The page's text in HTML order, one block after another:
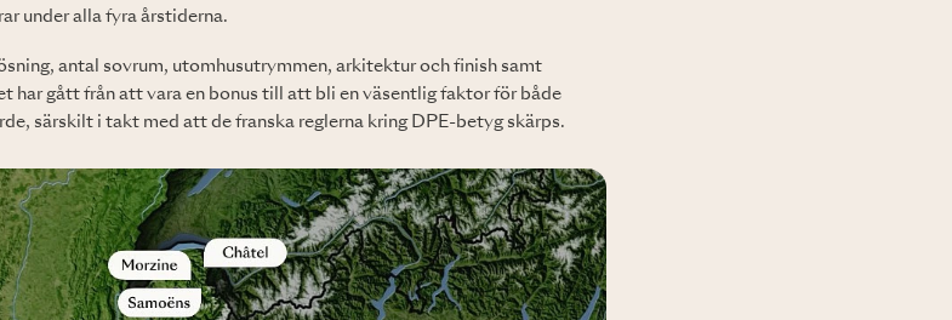
under alla fyra årstiderna.
antal sovrum, utomhusutrymmen, arkitektur och finish samt
har gått från att vara en bonus till att bli en väsentlig faktor för både
särskilt i takt med att de franska reglerna kring DPE-betyg skärps.